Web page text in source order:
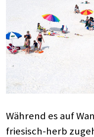
Während es auf
friesisch-herb